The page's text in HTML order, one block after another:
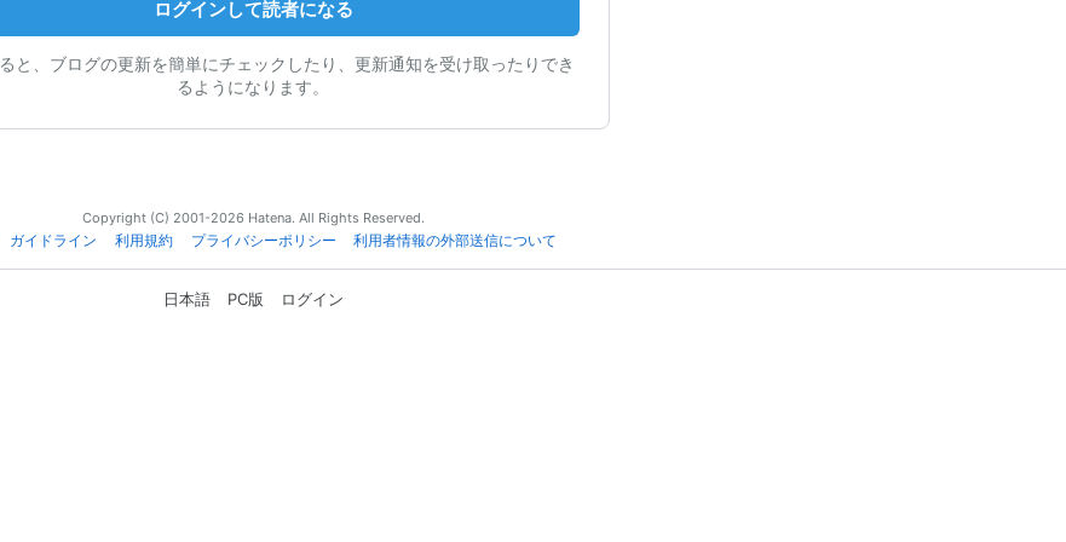
ログインして読者になる
と、ブログの更新を簡単にチェックしたり、更新通知を受け取ったりでき
るようになります。
Copyright (C) 2001-2026 Hatena. All Rights Reserved.
ガイドライン 利用規約 プライバシーポリシー 利用者情報の外部送信について
日本語 PC版 ログイン